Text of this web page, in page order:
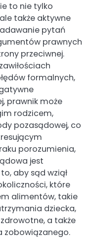
to nie tylko
także aktywne
pytań
prawnych
przeciwnej.
formalnych,
prawnik może
rodzicem,
pozasądowej, co
porozumienia,
jest
aby sąd wziął
które
alimentów, takie
dziecka,
a także
zobowiązanego.